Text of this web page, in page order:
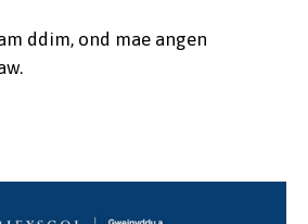
ddim, ond mae angen